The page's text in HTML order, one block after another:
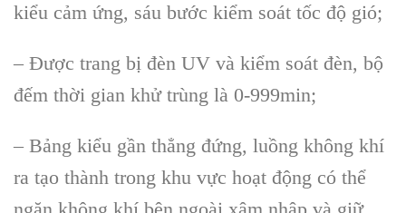
kiểu cảm ứng, sáu bước kiểm soát tốc độ gió;
– Được trang bị đèn UV và kiểm soát đèn, bộ
đếm thời gian khử trùng là 0-999min;
– Bảng kiểu gần thẳng đứng, luồng không khí
ra tạo thành trong khu vực hoạt động có thể